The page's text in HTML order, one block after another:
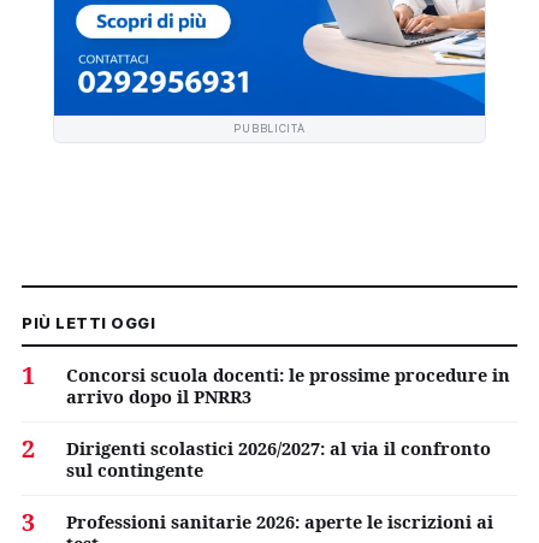
PUBBLICITÀ
PIÙ LETTI OGGI
1
Concorsi scuola docenti: le prossime procedure in
arrivo dopo il PNRR3
2
Dirigenti scolastici 2026/2027: al via il confronto
sul contingente
3
Professioni sanitarie 2026: aperte le iscrizioni ai